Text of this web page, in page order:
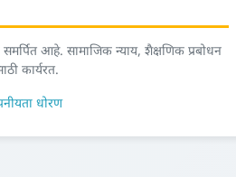
आहे. सामाजिक न्याय, शैक्षणिक प्रबोधन
कार्यरत.
धोरण